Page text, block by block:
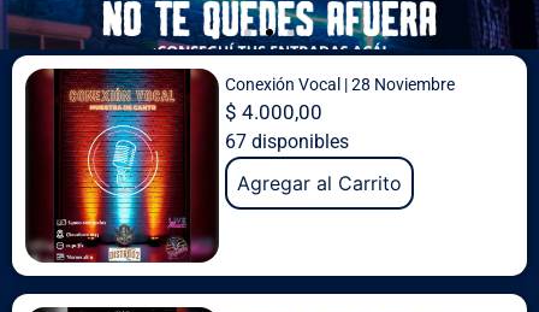
Conexión Vocal | 28 Noviembre
$ 4.000,00
67 disponibles
Agregar al Carrito